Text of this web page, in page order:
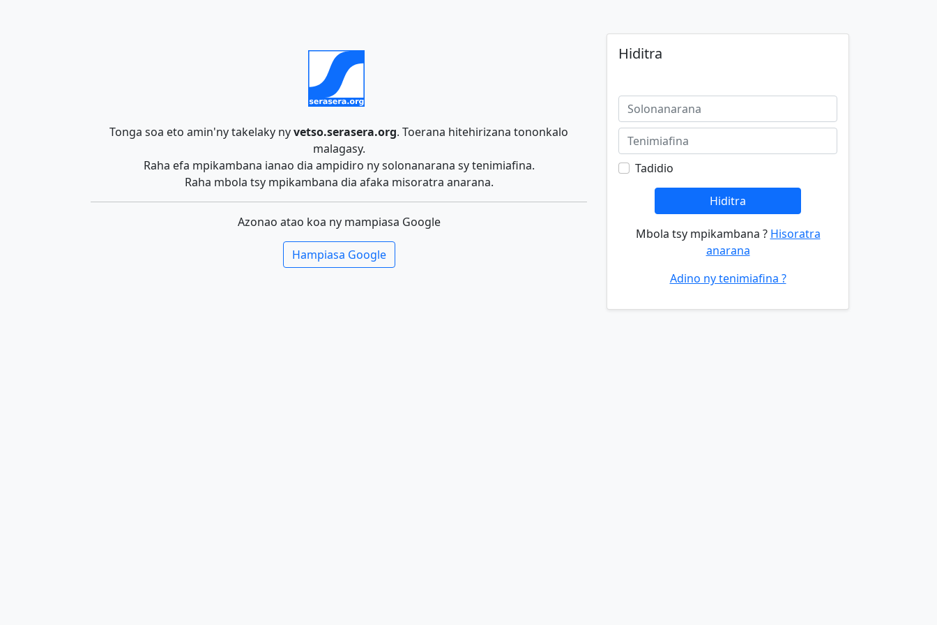
Tonga soa eto amin'ny takelaky nyvetso.serasera.org. Toerana hitehirizana tononkalo
malagasy.
Raha efa mpikambana ianao dia ampidiro ny solonanarana sy tenimiafina.
Raha mbola tsy mpikambana dia afaka misoratra anarana.
Azonao atao koa ny mampiasa Google
Hampiasa Google
Hiditra
Tadidio
Hiditra
Mbola tsy mpikambana ? Hisoratra
anarana
Adino ny tenimiafina ?